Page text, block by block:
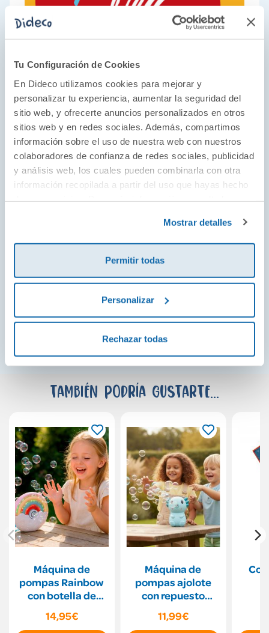
Tu Configuración de Cookies
En Dideco utilizamos cookies para mejorar y
personalizar tu experiencia, aumentar la seguridad del
sitio web, y ofrecerte anuncios personalizados en otros
sitios web y en redes sociales. Además, compartimos
información sobre el uso de nuestra web con nuestros
colaboradores de confianza de redes sociales, publicidad
y análisis web, los cuales pueden combinarla con otra
información recopilada a partir del uso que hayas hecho
Mostrar detalles
Permitir todas
Personalizar
Rechazar todas
Una apuesta por lo clásico
En Cayro saben que hay juegos que no pasan
de moda. Juegos que despliegan la
creatividad y el ingenio por su sencillez y esto
los hace perfectos tanto para casa como para
el aula, porque su compromiso con la
educación dura ya más de 70 años. La solidez
de sus juegos brilla por sí sola gracias a su
fabricación sostenible, donde la madera
natural es la gran protagonista.
¡Ver todo!
También podría gustarte...
Máquina de
pompas Rainbow
con botella de
14,95€
Máquina de
pompas ajolote
con repuesto
11,99€